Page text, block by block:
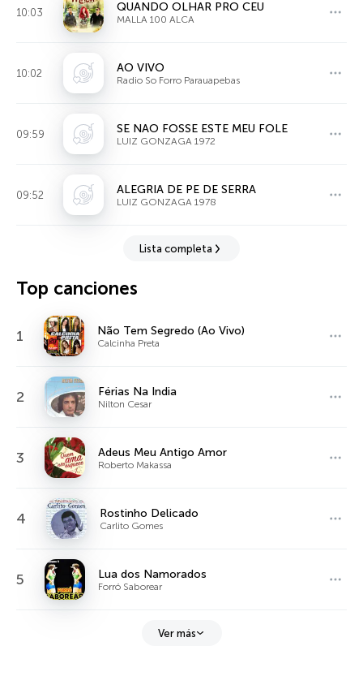
10:03 QUANDO OLHAR PRO CEU
MALLA 100 ALCA
10:02 AO VIVO
Radio So Forro Parauapebas
09:59 SE NAO FOSSE ESTE MEU FOLE
LUIZ GONZAGA 1972
09:52 ALEGRIA DE PE DE SERRA
LUIZ GONZAGA 1978
Lista completa
Top canciones
1 Não Tem Segredo (Ao Vivo)
Calcinha Preta
2 Férias Na India
Nilton Cesar
3 Adeus Meu Antigo Amor
Roberto Makassa
4 Rostinho Delicado
Carlito Gomes
5 Lua dos Namorados
Forró Saborear
Ver más